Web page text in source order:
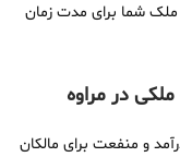
ملک شما برای مدت زمان
در مراوه
و منفعت برای مالکان